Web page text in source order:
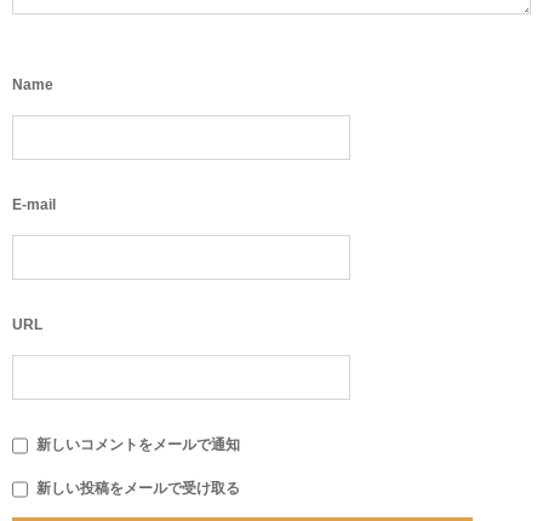
Name
E-mail
URL
新しいコメントをメールで通知
新しい投稿をメールで受け取る